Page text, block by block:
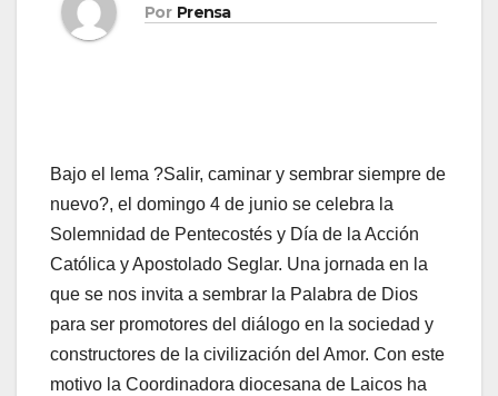
Por Prensa
Bajo el lema ?Salir, caminar y sembrar siempre de
nuevo?, el domingo 4 de junio se celebra la
Solemnidad de Pentecostés y Día de la Acción
Católica y Apostolado Seglar. Una jor­na­da en la
que se nos in­vi­ta a sem­brar la Pa­la­bra de Dios
para ser pro­mo­to­res del diá­lo­go en la so­cie­dad y
cons­truc­to­res de la ci­vi­li­za­ción del Amor. Con este
motivo la Coordinadora diocesana de Laicos ha